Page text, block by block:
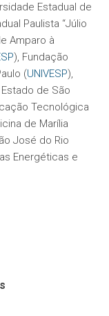
Estadual de
Paulista “Júlio
Amparo à
), Fundação
(UNIVESP),
de São
Tecnológica
de Marília
José do Rio
Energéticas e